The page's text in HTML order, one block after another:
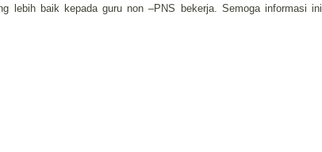
lebih baik kepada guru non –PNS bekerja. Semoga informasi ini